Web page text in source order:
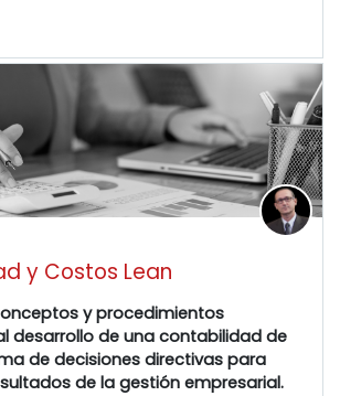
y Costos Lean
y procedimientos
desarrollo de una contabilidad de
de decisiones directivas para
de la gestión empresarial.